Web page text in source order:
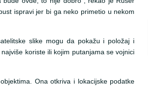
ispravi jer bi ga neko primetio u nekom
slike mogu da pokažu i položaj i
koriste ili kojim putanjama se vojnici
Ona otkriva i lokacijske podatke